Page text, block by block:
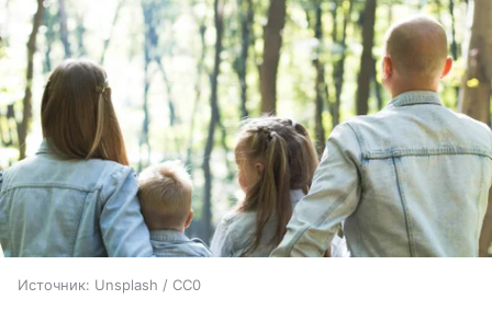
Источник: Unsplash / CC0